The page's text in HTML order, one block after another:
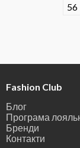
56
Fashion Club
Блог
Програма
Бренди
Контакти